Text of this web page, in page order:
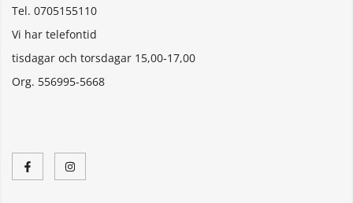
Tel. 0705155110
Vi har telefontid
tisdagar och torsdagar 15,00-17,00
Org. 556995-5668